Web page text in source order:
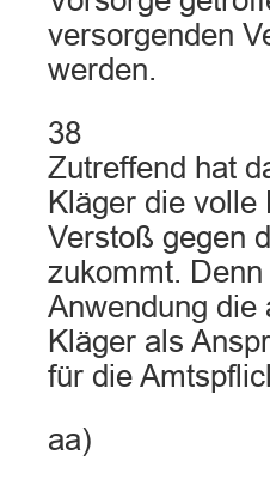
versorgenden
werden.
38
Zutreffend hat
Kläger die
Verstoß gegen
zukommt.
Anwendung die
Kläger als
für die
aa)